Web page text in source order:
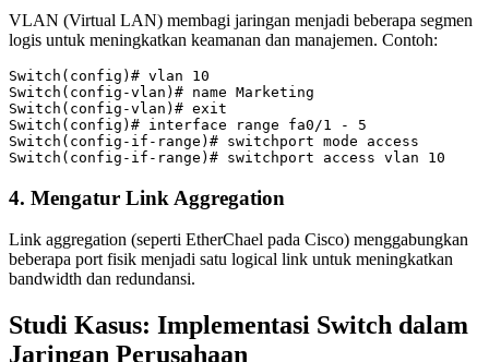
VLAN (Virtual LAN) membagi jaringan menjadi beberapa segmen
logis untuk meningkatkan keamanan dan manajemen. Contoh:
Switch(config)# vlan 10
Switch(config-vlan)# name Marketing
Switch(config-vlan)# exit
Switch(config)# interface range fa0/1 - 5
Switch(config-if-range)# switchport mode access
4. Mengatur Link Aggregation
Link aggregation (seperti EtherChael pada Cisco) menggabungkan
beberapa port fisik menjadi satu logical link untuk meningkatkan
bandwidth dan redundansi.
Studi Kasus: Implementasi Switch dalam
Jaringan Perusahaan